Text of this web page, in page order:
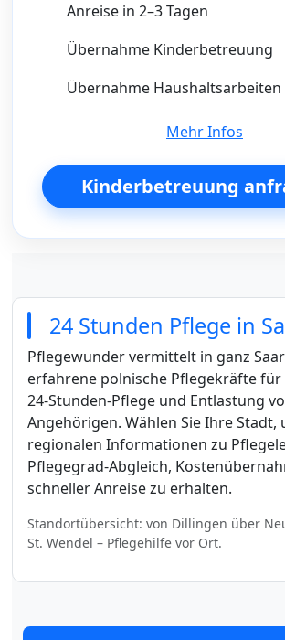
Anreise in 2–3 Tagen
Übernahme Kinderbetreuung
Übernahme Haushaltsarbeiten
Mehr Infos
Kinderbetreuung
24 Stunden Pflege in
Pflegewunder vermittelt in ganz
erfahrene polnische Pflegekräfte für
24-Stunden-Pflege und Entlastung
Angehörigen. Wählen Sie Ihre Stadt,
regionalen Informationen zu
Pflegegrad-Abgleich,
schneller Anreise zu erhalten.
Standortübersicht: von Dillingen über
St. Wendel – Pflegehilfe vor Ort.